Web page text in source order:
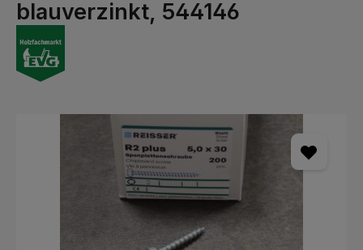
blauverzinkt, 544146